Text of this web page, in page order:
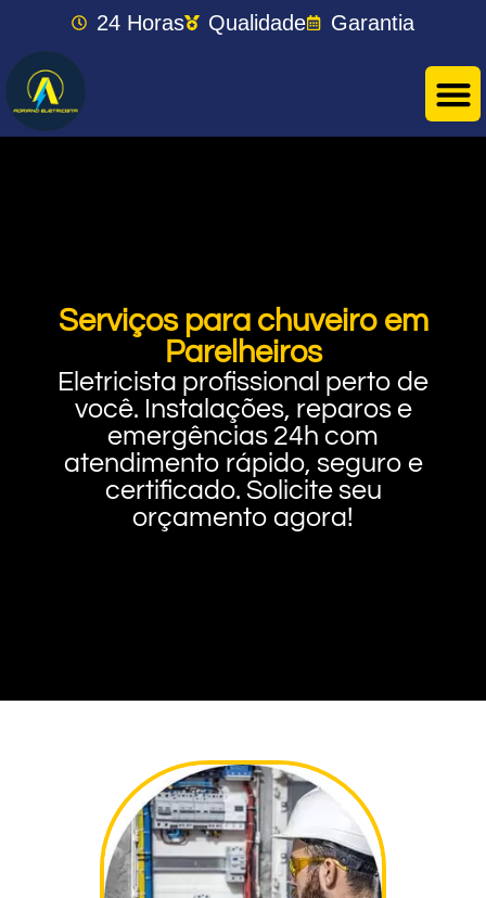
24 Horas Qualidade Garantia
Serviços para chuveiro em
Parelheiros
Eletricista profissional perto de
você. Instalações, reparos e
emergências 24h com
atendimento rápido, seguro e
certificado. Solicite seu
orçamento agora!